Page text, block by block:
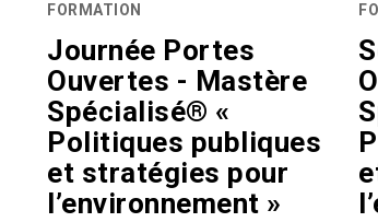
FORMATION
Journée Portes
Ouvertes - Mastère
Spécialisé® «
Politiques publiques
et stratégies pour
l’environnement »